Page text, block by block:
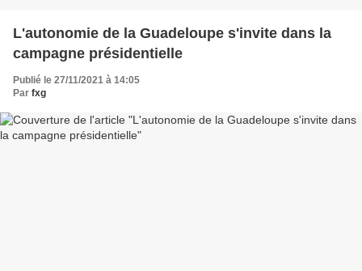
L'autonomie de la Guadeloupe s'invite dans la
campagne présidentielle
Publié le 27/11/2021 à 14:05
Par fxg